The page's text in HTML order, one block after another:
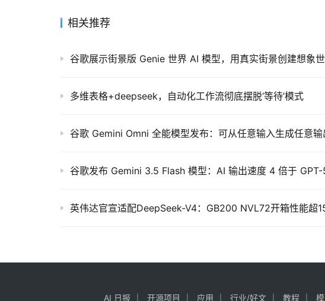
相关推荐
谷歌展示街景版 Genie 世界 AI 模型，用真实街景创建想象
多维表格+deepseek，自动化工作流彻底摆脱‘等待’模式
谷歌发布 Gemini 3.5 Flash 模型：AI 输出速度 4 倍于 GPT-
AI 日报 开源项目 应用 行业/好文 教程